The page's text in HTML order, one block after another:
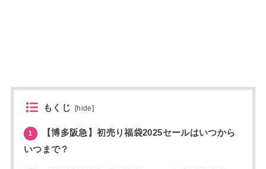
もくじ [hide]
1
【博多阪急】初売り福袋2025セールはいつから
いつまで？